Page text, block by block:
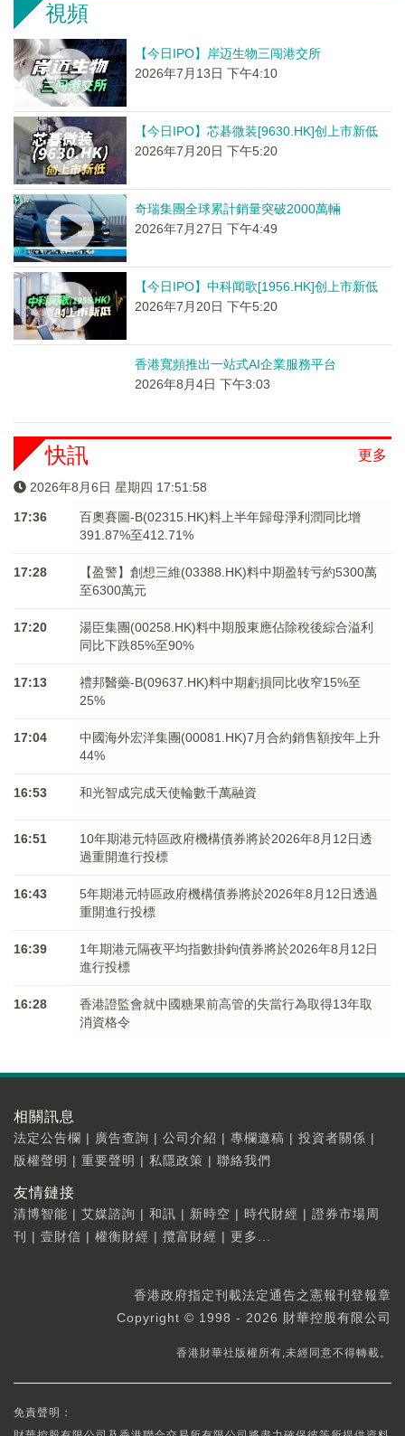
視頻
【今日IPO】岸迈生物三闯港交所
2026年7月13日 下午4:10
【今日IPO】芯碁微装[9630.HK]创上市新低
2026年7月20日 下午5:20
奇瑞集團全球累計銷量突破2000萬輛
2026年7月27日 下午4:49
【今日IPO】中科闻歌[1956.HK]创上市新低
2026年7月20日 下午5:20
香港寬頻推出一站式AI企業服務平台
2026年8月4日 下午3:03
更多
快訊
2026年8月6日 星期四 17:51:58
17:36
百奧賽圖-B(02315.HK)料上半年歸母淨利潤同比增
391.87%至412.71%
17:28
【盈警】創想三維(03388.HK)料中期盈转亏約5300萬
至6300萬元
17:20
湯臣集團(00258.HK)料中期股東應佔除稅後綜合溢利
同比下跌85%至90%
17:13
禮邦醫藥-B(09637.HK)料中期虧損同比收窄15%至
25%
17:04
中國海外宏洋集團(00081.HK)7月合約銷售額按年上升
44%
16:53 和光智成完成天使輪數千萬融資
16:51
10年期港元特區政府機構債券將於2026年8月12日透
過重開進行投標
16:43
5年期港元特區政府機構債券將於2026年8月12日透過
重開進行投標
16:39
1年期港元隔夜平均指數掛鉤債券將於2026年8月12日
進行投標
16:28
香港證監會就中國糖果前高管的失當行為取得13年取
消資格令
相關訊息
法定公告欄 | 廣告查詢 | 公司介紹 | 專欄邀稿 | 投資者關係 |
版權聲明 | 重要聲明 | 私隱政策 | 聯絡我們
友情鏈接
清博智能 | 艾媒諮詢 | 和訊 | 新時空 | 時代財經 | 證券市場周
刊
| 壹財信 | 權衡財經 | 攬富財經 | 更多...
香港政府指定刊載法定通告之憲報刊登報章
Copyright © 1998 - 2026 財華控股有限公司
香港財華社版權所有,未經同意不得轉載。
免責聲明：